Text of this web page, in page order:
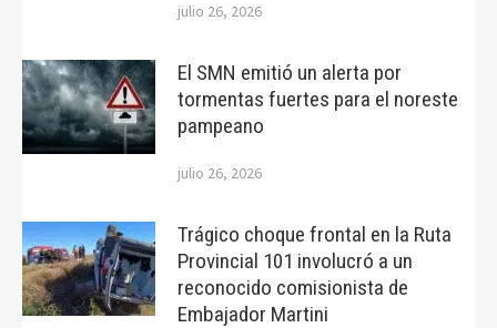
julio 26, 2026
El SMN emitió un alerta por
tormentas fuertes para el noreste
pampeano
julio 26, 2026
Trágico choque frontal en la Ruta
Provincial 101 involucró a un
reconocido comisionista de
Embajador Martini